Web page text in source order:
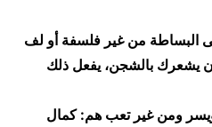
البساطة من غير فلسفة أو لف
يشعرك بالشجن، يفعل ذلك
ويسر ومن غير تعب هم: كمال